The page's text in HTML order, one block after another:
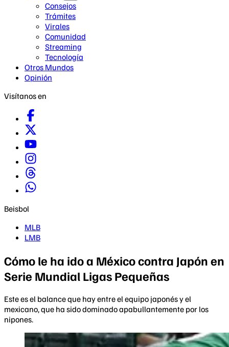
Consejos
Trámites
Virales
Comunidad
Streaming
Tecnología
Otros Mundos
Opinión
Visítanos en
Beisbol
MLB
LMB
Cómo le ha ido a México contra Japón en
Serie Mundial Ligas Pequeñas
Este es el balance que hay entre el equipo japonés y el
mexicano, que ha sido dominado apabullantemente por los
nipones.